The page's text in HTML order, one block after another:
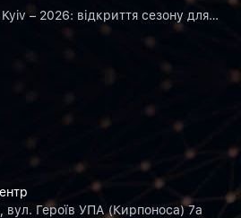
– 2026: відкриття сезону для…
вул. Героїв УПА (Кирпоноса) 7а